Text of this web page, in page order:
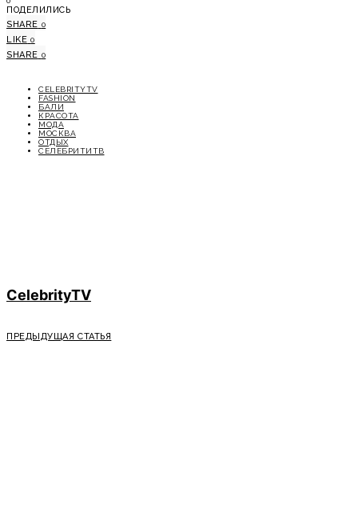
ПОДЕЛИЛИСЬ
SHARE 0
LIKE 0
SHARE 0
CELEBRITYTV
FASHION
БАЛИ
КРАСОТА
МОДА
МОСКВА
ОТДЫХ
СЕЛЕБРИТИТВ
CelebrityTV
ПРЕДЫДУЩАЯ СТАТЬЯ